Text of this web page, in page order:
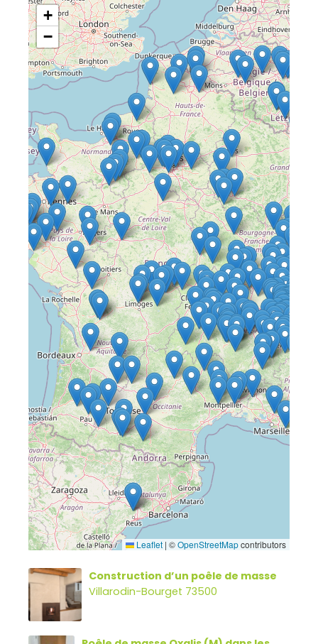
+
−
Leaflet | ©OpenStreetMapcontributors
Construction d’un poêle de masse
Villarodin-Bourget 73500